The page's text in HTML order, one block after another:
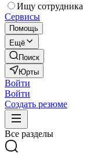
Ищу сотрудника
Сервисы
Помощь
Ещё
Поиск
Юрты
Войти
Войти
Создать резюме
Все разделы